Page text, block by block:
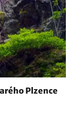
Plzence